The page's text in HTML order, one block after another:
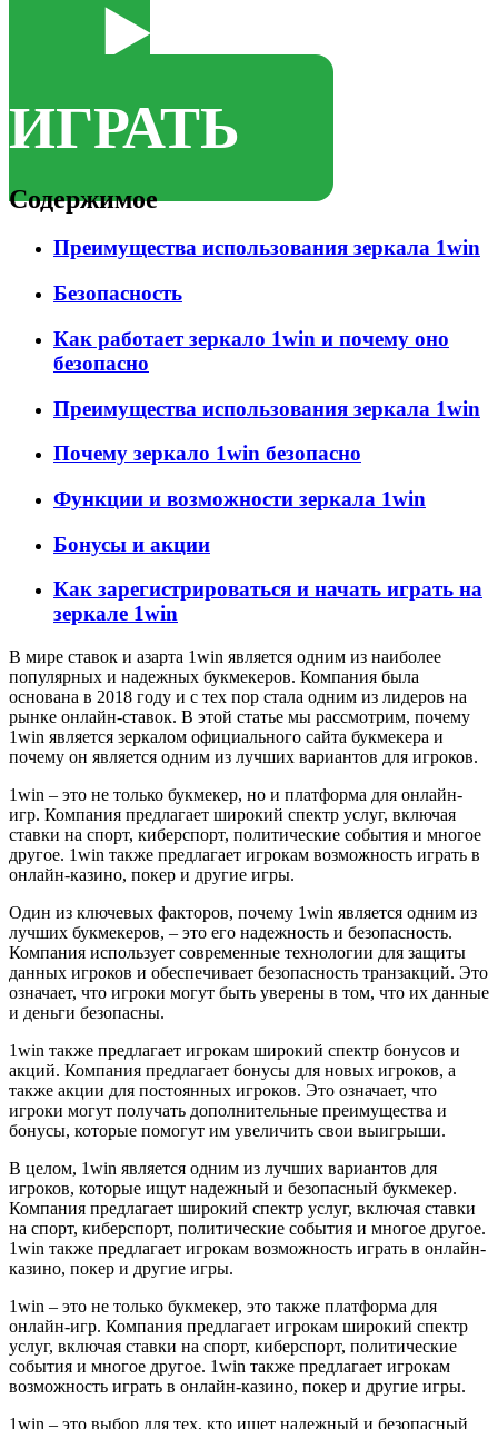
▶️
ИГРАТЬ
Содержимое
Преимущества использования зеркала 1win
Безопасность
Как работает зеркало 1win и почему оно
безопасно
Преимущества использования зеркала 1win
Почему зеркало 1win безопасно
Функции и возможности зеркала 1win
Бонусы и акции
Как зарегистрироваться и начать играть на
зеркале 1win
В мире ставок и азарта 1win является одним из наиболее
популярных и надежных букмекеров. Компания была
основана в 2018 году и с тех пор стала одним из лидеров на
рынке онлайн-ставок. В этой статье мы рассмотрим, почему
1win является зеркалом официального сайта букмекера и
почему он является одним из лучших вариантов для игроков.
1win – это не только букмекер, но и платформа для онлайн-
игр. Компания предлагает широкий спектр услуг, включая
ставки на спорт, киберспорт, политические события и многое
другое. 1win также предлагает игрокам возможность играть в
онлайн-казино, покер и другие игры.
Один из ключевых факторов, почему 1win является одним из
лучших букмекеров, – это его надежность и безопасность.
Компания использует современные технологии для защиты
данных игроков и обеспечивает безопасность транзакций. Это
означает, что игроки могут быть уверены в том, что их данные
и деньги безопасны.
1win также предлагает игрокам широкий спектр бонусов и
акций. Компания предлагает бонусы для новых игроков, а
также акции для постоянных игроков. Это означает, что
игроки могут получать дополнительные преимущества и
бонусы, которые помогут им увеличить свои выигрыши.
В целом, 1win является одним из лучших вариантов для
игроков, которые ищут надежный и безопасный букмекер.
Компания предлагает широкий спектр услуг, включая ставки
на спорт, киберспорт, политические события и многое другое.
1win также предлагает игрокам возможность играть в онлайн-
казино, покер и другие игры.
1win – это не только букмекер, это также платформа для
онлайн-игр. Компания предлагает игрокам широкий спектр
услуг, включая ставки на спорт, киберспорт, политические
события и многое другое. 1win также предлагает игрокам
возможность играть в онлайн-казино, покер и другие игры.
1win – это выбор для тех, кто ищет надежный и безопасный